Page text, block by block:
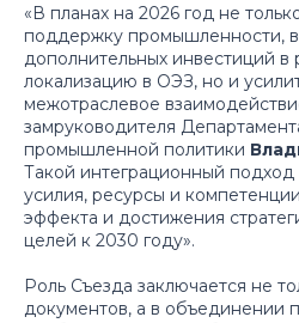
«В планах на 2026 год не
поддержку промышленности,
дополнительных инвестиций в
локализацию в ОЭЗ, но и
межотраслевое
замруководителя
промышленной политики
Такой интеграционный
усилия, ресурсы и
эффекта и достижения
целей к 2030 году».
Роль Съезда заключается не
документов, а в объединении